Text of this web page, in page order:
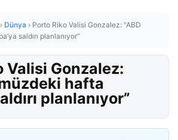
› Dünya › Porto Riko Valisi Gonzalez: “ABD
saldırı planlanıyor”
Valisi Gonzalez:
hafta
planlanıyor”